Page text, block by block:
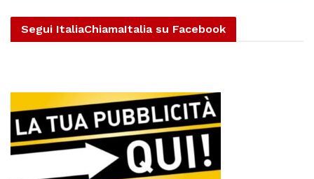
Segui ItaliaChiamaItalia su Facebook